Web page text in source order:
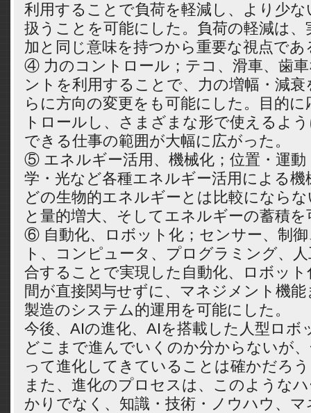
利用することで負荷を軽減し、より少
扱うことを可能にした。負荷の軽減は、
加と同じ意味を持つから重要な視点であ
④ 力のコントロール；テコ、滑車、歯
ントを利用することで、力の増幅・減
らに方向の変更をも可能にした。目的
トロールし、さまざまな形で使えるよ
できる仕事の範囲が大幅に広がった。
⑤ エネルギー活用、機械化；位置・運動
学・光など各種エネルギー活用による機
どの生物的エネルギーとは比較になら
と量的増大、そしてエネルギーの蓄積
⑥ 自動化、ロボット化；センサー、制
ト、コンピュータ、プログラミング、
合することで実現した自動化、ロボッ
間が直接関与せずに、マネジメント機
製造のシステム的運用を可能にした。
今後、AIの進化、AIを搭載した人型ロボ
どこまで進んでいくのか分からないが
って進化してきていることは確かだろ
また、進化のプロセスは、このような
かりでなく、知識・技術・ノウハウ、